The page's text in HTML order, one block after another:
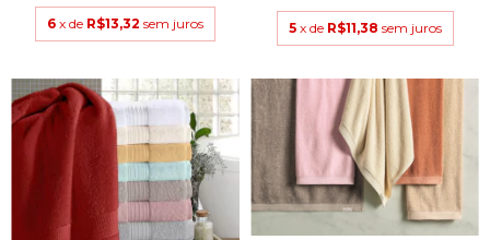
6 x de R$13,32 sem juros 5 x de R$11,38 sem juros